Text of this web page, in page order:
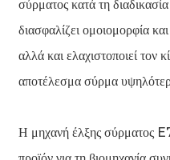
σύρματος κατά τη
διασφαλίζει ομοιομορφία
αλλά και ελαχιστοποιεί τον
αποτέλεσμα σύρμα
Η μηχανή έλξης σύρματος